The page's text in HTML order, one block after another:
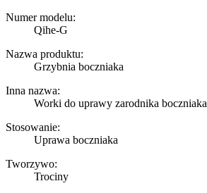
Numer modelu:
Qihe-G
Nazwa produktu:
Grzybnia boczniaka
Inna nazwa:
Worki do uprawy zarodnika boczniaka
Stosowanie:
Uprawa boczniaka
Tworzywo:
Trociny